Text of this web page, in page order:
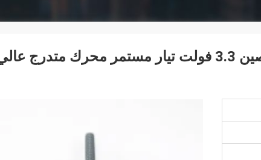
محرك متدرج صغير الحجم 8 مم مزود الصين 3.3 فولت تيار مستمر محرك متدرج